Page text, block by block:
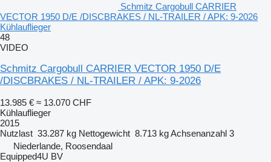
Schmitz Cargobull CARRIER
VECTOR 1950 D/E /DISCBRAKES / NL-TRAILER / APK: 9-2026
Kühlauflieger
48
VIDEO
Schmitz Cargobull CARRIER VECTOR 1950 D/E
/DISCBRAKES / NL-TRAILER / APK: 9-2026
13.985 € ≈ 13.070 CHF
Kühlauflieger
2015
Nutzlast 33.287 kg Nettogewicht 8.713 kgAchsenanzahl 3
Niederlande, Roosendaal
Equipped4U BV